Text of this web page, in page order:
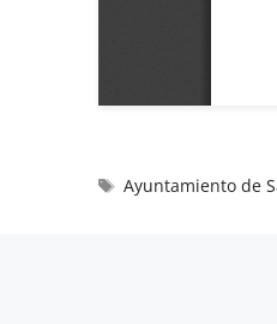
Ayuntamiento de